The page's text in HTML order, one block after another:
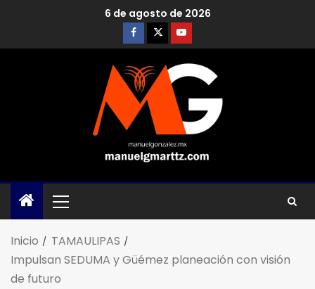
6 de agosto de 2026
Inicio
TAMAULIPAS
Impulsan SEDUMA y Güémez planeación con visión
de futuro